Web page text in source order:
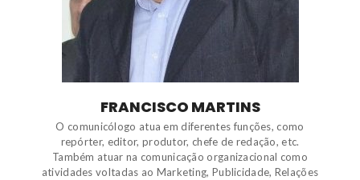
FRANCISCO MARTINS
O comunicólogo atua em diferentes funções, como
repórter, editor, produtor, chefe de redação, etc.
Também atuar na comunicação organizacional como
atividades voltadas ao Marketing, Publicidade, Relações